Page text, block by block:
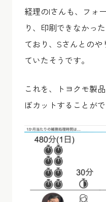
経理のIさんも、フォ
り、印刷できなかっ
ており、Sさんとの
ていたそうです。
これを、トヨクモ製
ぼカットすることがで